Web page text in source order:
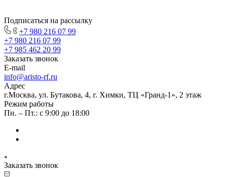
Подписаться на рассылку
+7 980 216 07 99
+7 980 216 07 99
+7 985 462 20 99
Заказать звонок
E-mail
info@aristo-rf.ru
Адрес
г.Москва, ул. Бутакова, 4, г. Химки, ТЦ «Гранд-1», 2 этаж
Режим работы
Пн. – Пт.: с 9:00 до 18:00
Заказать звонок